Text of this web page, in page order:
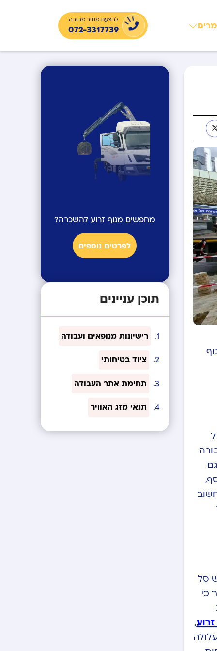
להצעת מחיר מהירה
072-3317739
וגם
סל
כי
,
מחפשים מנוף זרוע להשכרה?
לפרטים נוספים
תוכן עניינים
רישיונות מנופאים ועבודה
ציוד בטיחותי
תחימת אתר העבודה
תנאי מזג האוויר